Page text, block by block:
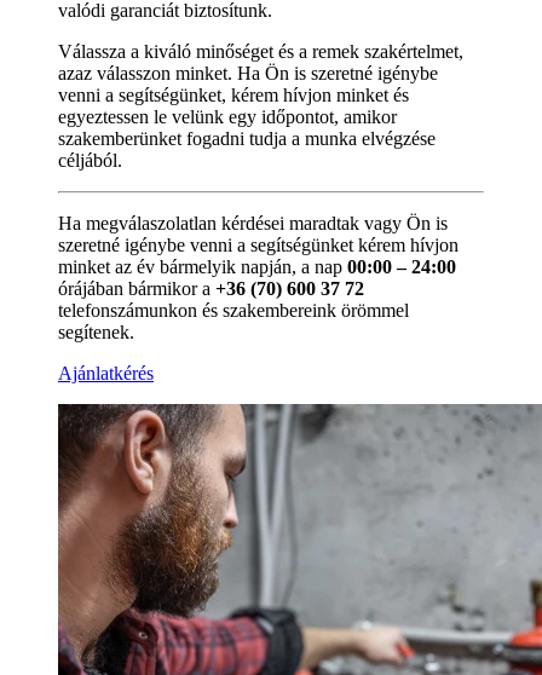
valódi garanciát biztosítunk.
Válassza a kiváló minőséget és a remek szakértelmet,
azaz válasszon minket. Ha Ön is szeretné igénybe
venni a segítségünket, kérem hívjon minket és
egyeztessen le velünk egy időpontot, amikor
szakemberünket fogadni tudja a munka elvégzése
céljából.
Ha megválaszolatlan kérdései maradtak vagy Ön is
szeretné igénybe venni a segítségünket kérem hívjon
minket az év bármelyik napján, a nap 00:00 – 24:00
órájában bármikor a +36 (70) 600 37 72
telefonszámunkon és szakembereink örömmel
segítenek.
Ajánlatkérés